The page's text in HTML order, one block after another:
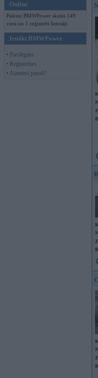
Online
Pašreiz BMWPower skatās 149
viesi un 1 reģistrēti lietotāji.
Ienākt BMWPower
• Pieslēgties
• Reģistrēties
• Aizmirsi paroli?